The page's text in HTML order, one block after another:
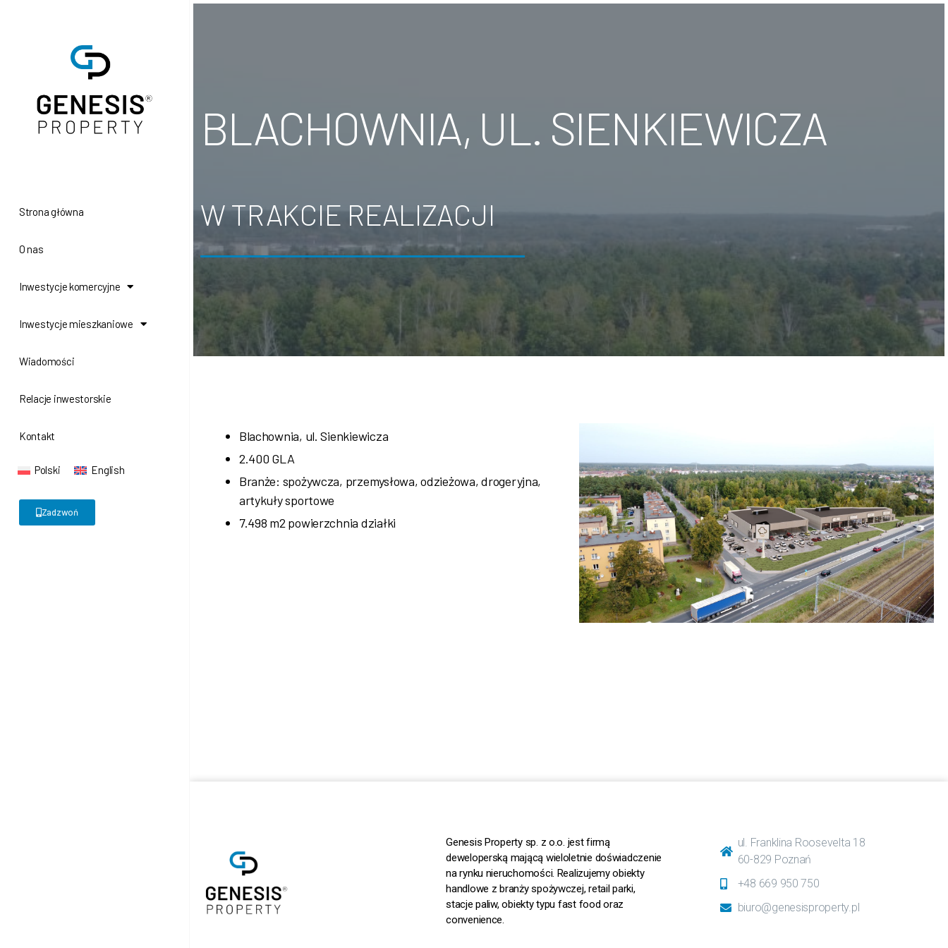
Strona główna
O nas
Inwestycje komercyjne
Inwestycje mieszkaniowe
Wiadomości
Relacje inwestorskie
Kontakt
Polski English
Zadzwoń
BLACHOWNIA, UL. SIENKIEWICZA
W TRAKCIE REALIZACJI
Blachownia, ul. Sienkiewicza
2.400 GLA
Branże: spożywcza, przemysłowa, odzieżowa, drogeryjna,
artykuły sportowe
7.498 m2 powierzchnia działki
Genesis Property sp. z o.o. jest firmą
deweloperską mającą wieloletnie doświadczenie
na rynku nieruchomości. Realizujemy obiekty
handlowe z branży spożywczej, retail parki,
stacje paliw, obiekty typu fast food oraz
convenience.
ul. Franklina Roosevelta 18
60-829 Poznań
+48 669 950 750
biuro@genesisproperty.pl